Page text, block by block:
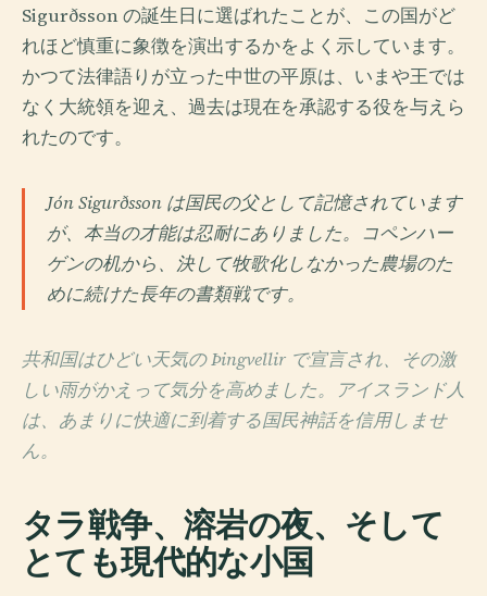
Sigurðsson の誕生日に選ばれたことが、この国がど
れほど慎重に象徴を演出するかをよく示しています。
かつて法律語りが立った中世の平原は、いまや王では
なく大統領を迎え、過去は現在を承認する役を与えら
れたのです。
Jón Sigurðsson は国民の父として記憶されています
が、本当の才能は忍耐にありました。コペンハー
ゲンの机から、決して牧歌化しなかった農場のた
めに続けた長年の書類戦です。
共和国はひどい天気の Þingvellir で宣言され、その激
しい雨がかえって気分を高めました。アイスランド人
は、あまりに快適に到着する国民神話を信用しませ
ん。
タラ戦争、溶岩の夜、そして
とても現代的な小国